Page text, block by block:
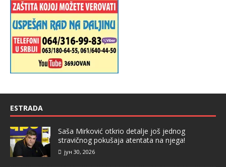
ESTRADA
Saša Mirković otkrio detalje još jednog
stravičnog pokušaja atentata na njega!
јун 30, 2026